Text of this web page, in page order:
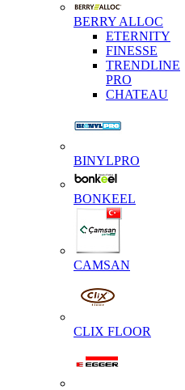
BERRY ALLOC
ETERNITY
FINESSE
TRENDLINE
PRO
CHATEAU
BINYLPRO
BONKEEL
CAMSAN
CLIX FLOOR